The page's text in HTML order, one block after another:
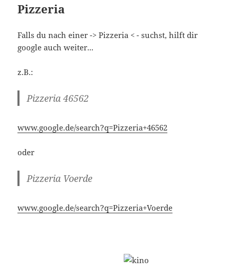
Pizzeria
Falls du nach einer -> Pizzeria < - suchst, hilft dir
google auch weiter...
z.B.:
Pizzeria 46562
www.google.de/search?q=Pizzeria+46562
oder
Pizzeria Voerde
www.google.de/search?q=Pizzeria+Voerde